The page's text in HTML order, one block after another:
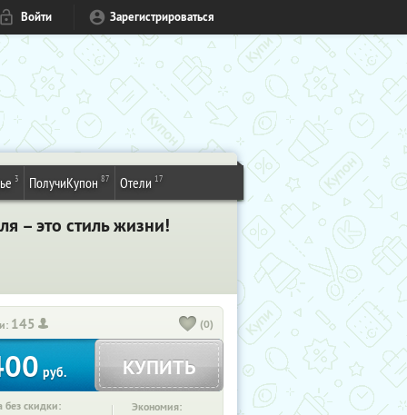
Войти Зарегистрироваться
3 ПолучиКупон 87 Отели 17
– это стиль жизни!
145 (0)
руб. КУПИТЬ
без скидки: Экономия: